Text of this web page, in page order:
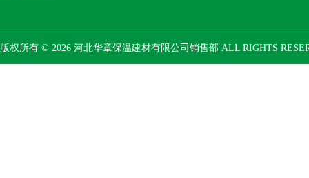
版权所有 © 2026 河北华章保温建材有限公司销售部 ALL RIGHTS